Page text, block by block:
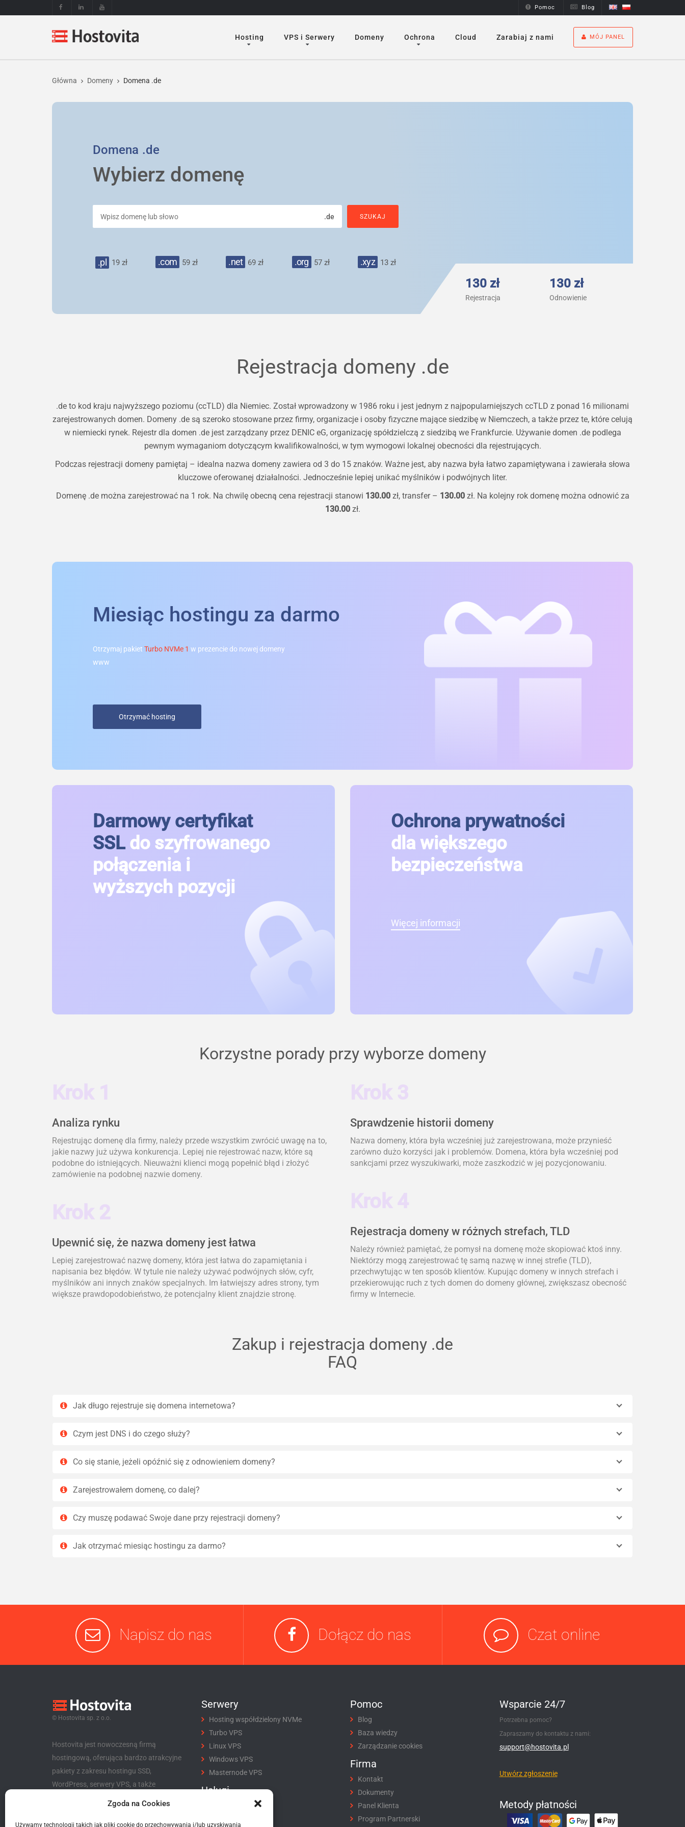
Zgoda na Cookies
Używamy technologii takich jak pliki cookie do przechowywania i/lub uzyskiwania
Pomoc Blog
Hosting VPS i Serwery Domeny Ochrona Cloud Zarabiaj z nami MÓJ PANEL
Główna Domeny Domena .de
Domena .de
Wybierz domenę
.de
.pl 19 zł .com 59 zł .net 69 zł .org 57 zł .xyz 13 zł
130 zł
Rejestracja
130 zł
Odnowienie
Rejestracja domeny .de
.de to kod kraju najwyższego poziomu (ccTLD) dla Niemiec. Został wprowadzony w 1986 roku i jest jednym z najpopularniejszych ccTLD z ponad 16 milionami
zarejestrowanych domen. Domeny .de są szeroko stosowane przez firmy, organizacje i osoby fizyczne mające siedzibę w Niemczech, a także przez te, które celują
w niemiecki rynek. Rejestr dla domen .de jest zarządzany przez DENIC eG, organizację spółdzielczą z siedzibą we Frankfurcie. Używanie domen .de podlega
pewnym wymaganiom dotyczącym kwalifikowalności, w tym wymogowi lokalnej obecności dla rejestrujących.
Podczas rejestracji domeny pamiętaj – idealna nazwa domeny zawiera od 3 do 15 znaków. Ważne jest, aby nazwa była łatwo zapamiętywana i zawierała słowa
kluczowe oferowanej działalności. Jednocześnie lepiej unikać myślników i podwójnych liter.
Domenę .demożna zarejestrować na 1 rok. Na chwilę obecną cena rejestracji stanowi 130.00zł, transfer – 130.00zł. Na kolejny rok domenę można odnowić za
130.00zł.
Miesiąc hostingu za darmo
Otrzymaj pakiet Turbo NVMe 1 w prezencie do nowej domeny
www
Otrzymać hosting
Darmowy certyfikat
SSLdo szyfrowanego
połączenia i
wyższych pozycji
Ochrona prywatności
dla większego
bezpieczeństwa
Więcej informacji
Korzystne porady przy wyborze domeny
Krok 1
Analiza rynku
Rejestrując domenę dla firmy, należy przede wszystkim zwrócić uwagę na to,
jakie nazwy już używa konkurencja. Lepiej nie rejestrować nazw, które są
podobne do istniejących. Nieuważni klienci mogą popełnić błąd i złożyć
zamówienie na podobnej nazwie domeny.
Krok 2
Upewnić się, że nazwa domeny jest łatwa
Lepiej zarejestrować nazwę domeny, która jest łatwa do zapamiętania i
napisania bez błędów. W tytule nie należy używać podwójnych słów, cyfr,
myślników ani innych znaków specjalnych. Im łatwiejszy adres strony, tym
większe prawdopodobieństwo, że potencjalny klient znajdzie stronę.
Krok 3
Sprawdzenie historii domeny
Nazwa domeny, która była wcześniej już zarejestrowana, może przynieść
zarówno dużo korzyści jak i problemów. Domena, która była wcześniej pod
sankcjami przez wyszukiwarki, może zaszkodzić w jej pozycjonowaniu.
Krok 4
Rejestracja domeny w różnych strefach, TLD
Należy również pamiętać, że pomysł na domenę może skopiować ktoś inny.
Niektórzy mogą zarejestrować tę samą nazwę w innej strefie (TLD),
przechwytując w ten sposób klientów. Kupując domeny w innych strefach i
przekierowując ruch z tych domen do domeny głównej, zwiększasz obecność
firmy w Internecie.
Zakup i rejestracja domeny .de
FAQ
Jak długo rejestruje się domena internetowa?
Czym jest DNS i do czego służy?
Co się stanie, jeżeli opóźnić się z odnowieniem domeny?
Zarejestrowałem domenę, co dalej?
Czy muszę podawać Swoje dane przy rejestracji domeny?
Jak otrzymać miesiąc hostingu za darmo?
Napisz do nas Dołącz do nas Czat online
© Hostovita sp. z o.o.
Hostovita jest nowoczesną firmą
hostingową, oferująca bardzo atrakcyjne
pakiety z zakresu hostingu SSD,
WordPress, serwery VPS, a także
Serwery
Hosting współdzielony NVMe
Turbo VPS
Linux VPS
Windows VPS
Masternode VPS
Usługi
Rejestracja domeny
Pomoc
Blog
Baza wiedzy
Zarządzanie cookies
Firma
Kontakt
Dokumenty
Panel Klienta
Program Partnerski
Wsparcie 24/7
Potrzebna pomoc?
Zapraszamy do kontaktu z nami:
support@hostovita.pl
Utwórz zgłoszenie
Metody płatności